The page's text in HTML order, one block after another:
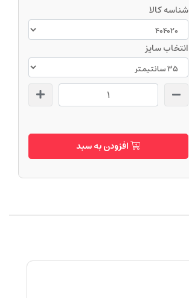
شناسه کالا
انتخاب سایز
افزودن به سبد